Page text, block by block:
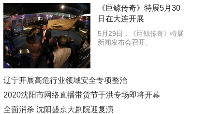
《巨鲸传奇》特展5月30
日在大连开展
5月29日，《巨鲸传奇》特展
新闻发布会召开。
辽宁开展高危行业领域安全专项整治
2020沈阳市网络直播带货节于洪专场即将开幕
全面消杀 沈阳盛京大剧院迎复演